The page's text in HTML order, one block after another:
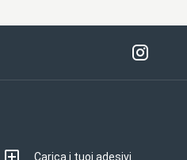
Carica i tuoi adesivi